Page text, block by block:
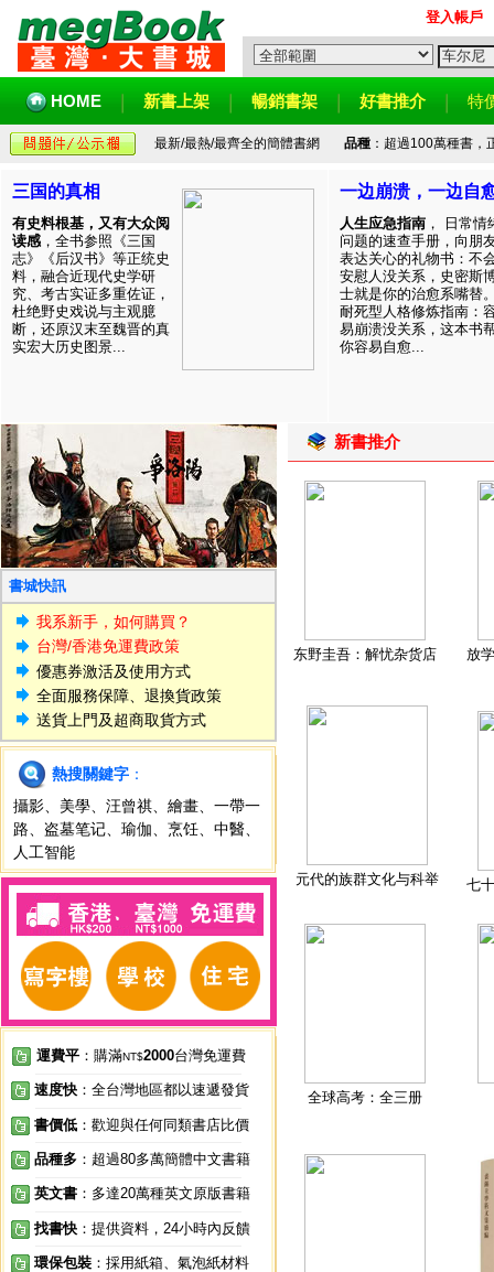
登入帳戶
HOME 新書上架 暢銷書架 好書推介 特
最新/最熱/最齊全的簡體書網 品種：超過100萬種書，
三国的真相
有史料根基，又有大众阅
读感 ，全书参照《三国
志》《后汉书》等正统史
料，融合近现代史学研
究、考古实证多重佐证，
杜绝野史戏说与主观臆
断，还原汉末至魏晋的真
实宏大历史图景...
一边崩溃，一边自
人生应急指南 ， 日常情
问题的速查手册，向朋
表达关心的礼物书：不
安慰人没关系，史密斯
士就是你的治愈系嘴替
耐死型人格修炼指南：
易崩溃没关系，这本书
你容易自愈...
書城快訊
我系新手，如何購買？
台灣/香港免運費政策
優惠券激活及使用方式
全面服務保障、退換貨政策
送貨上門及超商取貨方式
熱搜關鍵字 ：
攝影
美學 汪曾祺 繪畫
一帶一
路
盗墓笔记 瑜伽 烹饪 中醫
人工智能
運費平 ：購滿NT$2000台灣免運費
速度快 ：全台灣地區都以速遞發貨
書價低 ：歡迎與任何同類書店比價
品種多 ：超過80多萬簡體中文書籍
英文書 ：多達20萬種英文原版書籍
找書快 ：提供資料，24小時內反饋
環保包裝 ：採用紙箱、氣泡紙材料
新書推介
东野圭吾：解忧杂货店 放
元代的族群文化与科举 七
全球高考：全三册